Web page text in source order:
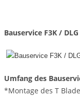
Bauservice F3K /
Umfang des
*Montage des T